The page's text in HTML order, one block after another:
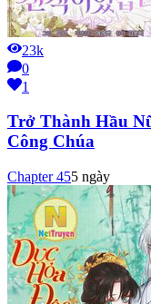
23k
0
1
Trở Thành Hầu
Công Chúa
Chapter455 ngày